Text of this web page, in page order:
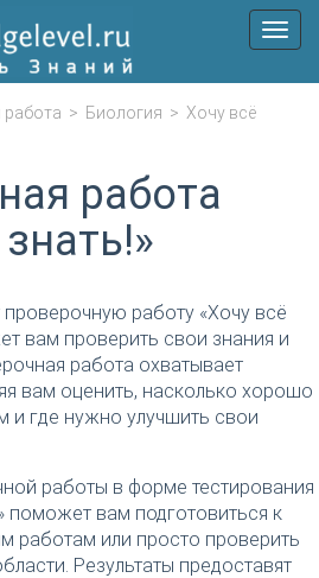
Меню
работа > Биология > Хочу всё
работа
работу «Хочу всё
вам проверить свои знания и
работа охватывает
вам оценить, насколько хорошо
и где нужно улучшить свои
работы в форме тестирования
поможет вам подготовиться к
работам или просто проверить
Результаты предоставят